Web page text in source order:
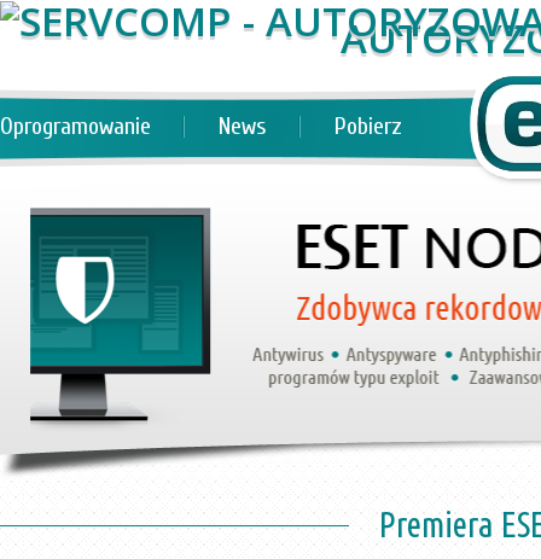
Oprogramowanie News Pobierz
Premiera